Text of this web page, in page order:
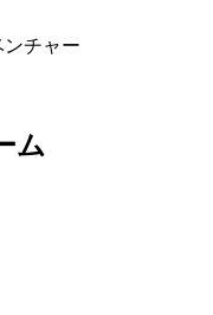
チャー
ム